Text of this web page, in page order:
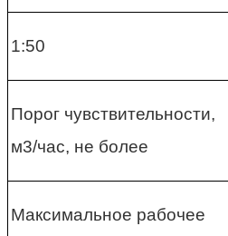
1:50
Порог чувствительности,
м3/час, не более
Максимальное рабочее